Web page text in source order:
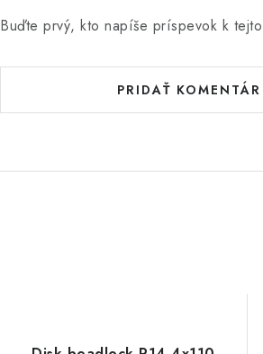
Buďte prvý, kto napíše príspevok k
PRIDAŤ KOMENTÁR